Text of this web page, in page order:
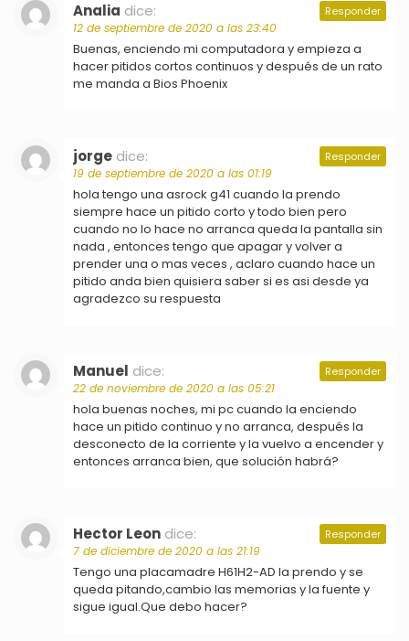
Analia dice:
12 de septiembre de 2020 a las 23:40
Buenas, enciendo mi computadora y empieza a
hacer pitidos cortos continuos y después de un rato
me manda a Bios Phoenix
Responder
jorge dice:
19 de septiembre de 2020 a las 01:19
hola tengo una asrock g41 cuando la prendo
siempre hace un pitido corto y todo bien pero
cuando no lo hace no arranca queda la pantalla sin
nada , entonces tengo que apagar y volver a
prender una o mas veces , aclaro cuando hace un
pitido anda bien quisiera saber si es asi desde ya
agradezco su respuesta
Responder
Manuel dice:
22 de noviembre de 2020 a las 05:21
hola buenas noches, mi pc cuando la enciendo
hace un pitido continuo y no arranca, después la
desconecto de la corriente y la vuelvo a encender y
entonces arranca bien, que solución habrá?
Responder
Hector Leon dice:
7 de diciembre de 2020 a las 21:19
Tengo una placamadre H61H2-AD la prendo y se
queda pitando,cambio las memorias y la fuente y
sigue igual.Que debo hacer?
Responder